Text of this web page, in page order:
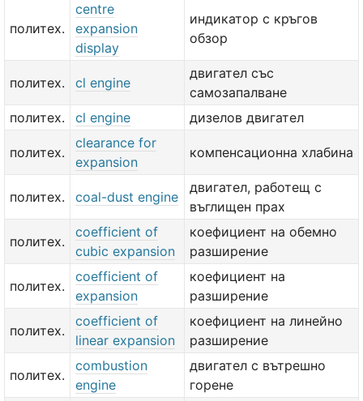
политех.
centre
expansion
display
индикатор с кръгов
обзор
политех. cl engine
двигател със
самозапалване
политех.
cl engine дизелов двигател
политех.
clearance for
expansion
компенсационна хлабина
политех. coal-dust engine
двигател, работещ с
въглищен прах
политех.
coefficient of
cubic expansion
коефициент на обемно
разширение
политех.
coefficient of
expansion
коефициент на
разширение
политех.
coefficient of
linear expansion
коефициент на линейно
разширение
политех.
combustion
engine
двигател с вътрешно
горене